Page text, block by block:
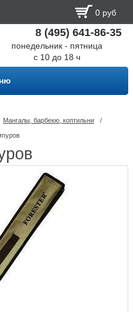
0 руб
8 (495) 641-86-35
понедельник - пятница
с 10 до 18 ч
Мангалы, барбекю, коптильни /